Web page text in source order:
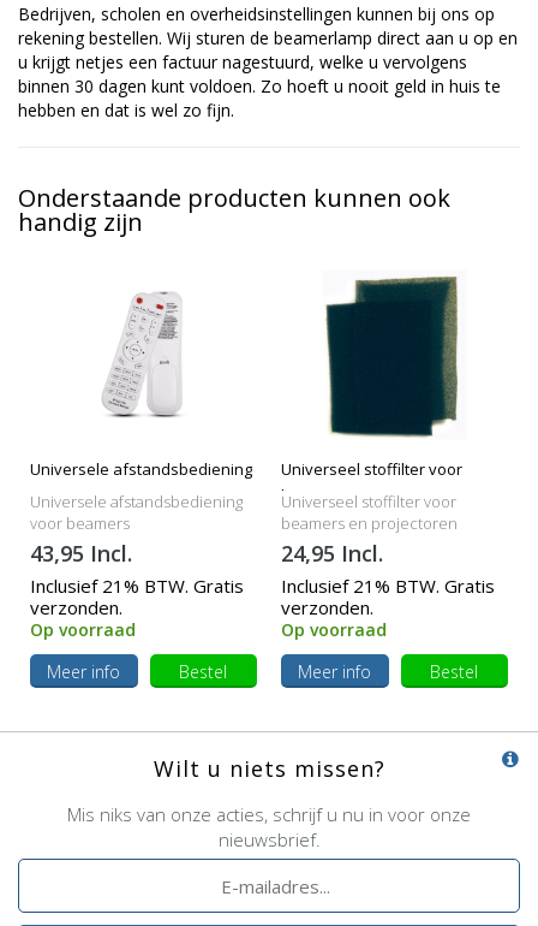
Bedrijven, scholen en overheidsinstellingen kunnen bij ons op
rekening bestellen. Wij sturen de beamerlamp direct aan u op en
u krijgt netjes een factuur nagestuurd, welke u vervolgens
binnen 30 dagen kunt voldoen. Zo hoeft u nooit geld in huis te
hebben en dat is wel zo fijn.
Onderstaande producten kunnen ook
handig zijn
Universele afstandsbediening
Universele afstandsbediening
voor beamers
43,95 Incl.
Inclusief 21% BTW. Gratis
verzonden.
Op voorraad
Meer info
Bestel
Universeel stoffilter voor
beamers
Universeel stoffilter voor
beamers en projectoren
24,95 Incl.
Inclusief 21% BTW. Gratis
verzonden.
Op voorraad
Meer info
Bestel
Wilt u niets missen?
Mis niks van onze acties, schrijf u nu in voor onze
nieuwsbrief.